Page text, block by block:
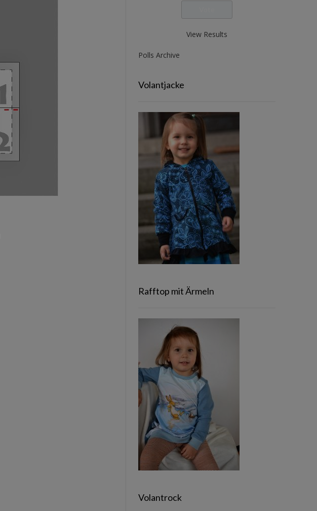
View Results
Polls Archive
Volantjacke
Rafftop mit Ärmeln
Volantrock